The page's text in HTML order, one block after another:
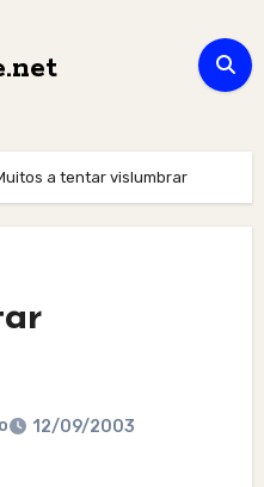
a tentar vislumbrar
12/09/2003